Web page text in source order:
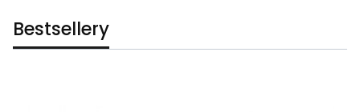
Bestsellery